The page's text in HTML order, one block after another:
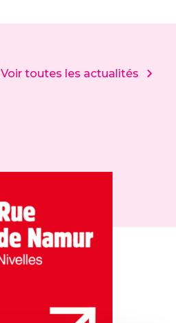
Voir toutes les actualités